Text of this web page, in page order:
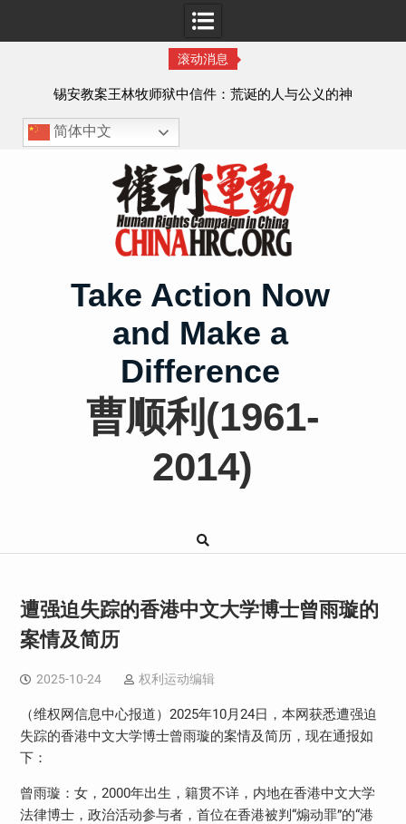
滚动消息
锡安教案王林牧师狱中信件：荒诞的人与公义的神
简体中文
Take Action Now
and Make a
Difference
曹顺利(1961-
2014)
遭强迫失踪的香港中文大学博士曾雨璇的
案情及简历
2025-10-24 权利运动编辑
（维权网信息中心报道）2025年10月24日，本网获悉遭强迫
失踪的香港中文大学博士曾雨璇的案情及简历，现在通报如
下：
曾雨璇：女，2000年出生，籍贯不详，内地在香港中文大学
法律博士，政治活动参与者，首位在香港被判“煽动罪”的“港